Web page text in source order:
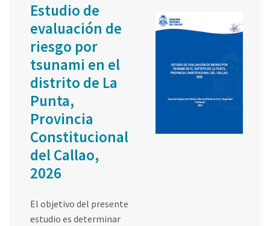
Estudio de
evaluación de
riesgo por
tsunami en el
distrito de La
Punta,
Provincia
Constitucional
del Callao,
2026
El objetivo del presente
estudio es determinar